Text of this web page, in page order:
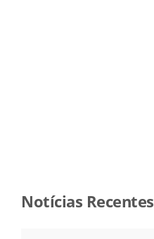
Notícias Recentes